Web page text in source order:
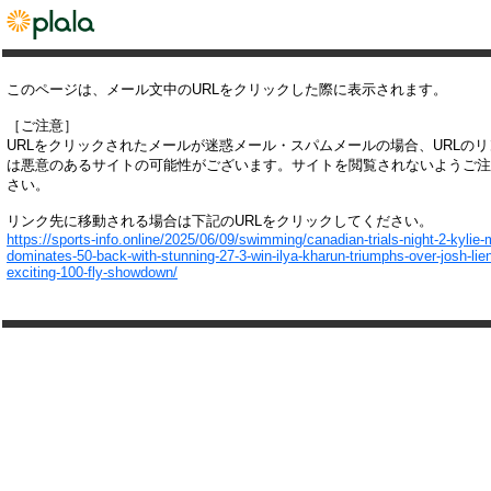
このページは、メール文中のURLをクリックした際に表示されます。
［ご注意］
URLをクリックされたメールが迷惑メール・スパムメールの場合、URLの
は悪意のあるサイトの可能性がございます。サイトを閲覧されないようご
さい。
リンク先に移動される場合は下記のURLをクリックしてください。
https://sports-info.online/2025/06/09/swimming/canadian-trials-night-2-kylie-
dominates-50-back-with-stunning-27-3-win-ilya-kharun-triumphs-over-josh-
exciting-100-fly-showdown/